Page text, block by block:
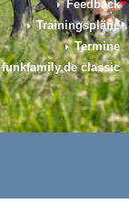
Feedback
Trainingspläne
Termine
funkfamily.de classic